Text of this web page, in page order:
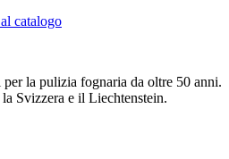
catalogo
la pulizia fognaria da oltre 50 anni.
Svizzera e il Liechtenstein.